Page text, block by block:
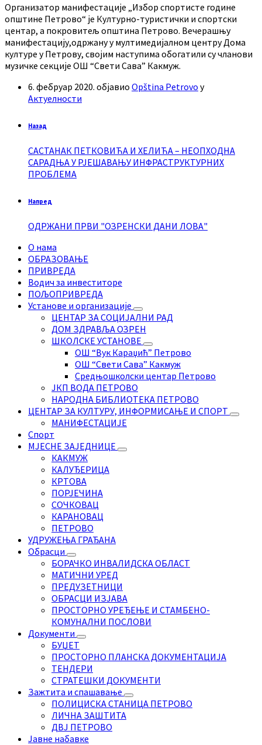
Организатор манифестације „Избор спортисте године
општине Петрово“ је Културно-туристички и спортски
центар, а покровитељ општина Петрово. Вечерашњу
манифестацију,одржану у мултимедијалном центру Дома
културе у Петрову, својим наступима обогатили су чланови
музичке секције ОШ “Свети Сава” Какмуж.
6. фебруар 2020. објавио Opština Petrovo у
Актуелности
Назад
САСТАНАК ПЕТКОВИЋА И ХЕЛИЋА – НЕОПХОДНА
САРАДЊА У РЈЕШАВАЊУ ИНФРАСТРУКТУРНИХ
ПРОБЛЕМА
Напред
ОДРЖАНИ ПРВИ "ОЗРЕНСКИ ДАНИ ЛОВА"
О нама
ОБРАЗОВАЊЕ
ПРИВРЕДА
Водич за инвеститоре
ПОЉОПРИВРЕДА
Установе и организације
ЦЕНТАР ЗА СОЦИЈАЛНИ РАД
ДОМ ЗДРАВЉА ОЗРЕН
ШКОЛСКЕ УСТАНОВЕ
ОШ “Вук Караџић” Петрово
ОШ “Свети Сава” Какмуж
Средњошколски центар Петрово
ЈКП ВОДА ПЕТРОВО
НАРОДНА БИБЛИОТЕКА ПЕТРОВО
ЦЕНТАР ЗА КУЛТУРУ, ИНФОРМИСАЊЕ И СПОРТ
МАНИФЕСТАЦИЈЕ
Спорт
МЈЕСНЕ ЗАЈЕДНИЦЕ
КАКМУЖ
КАЛУЂЕРИЦА
КРТОВА
ПОРЈЕЧИНА
СОЧКОВАЦ
КАРАНОВАЦ
ПЕТРОВО
УДРУЖЕЊА ГРАЂАНА
Обрасци
БОРАЧКО ИНВАЛИДСКА ОБЛАСТ
МАТИЧНИ УРЕД
ПРЕДУЗЕТНИЦИ
ОБРАСЦИ ИЗЈАВА
ПРОСТОРНО УРЕЂЕЊЕ И СТАМБЕНО-
КОМУНАЛНИ ПОСЛОВИ
Документи
БУЏЕТ
ПРОСТОРНО ПЛАНСКА ДОКУМЕНТАЦИЈА
ТЕНДЕРИ
СТРАТЕШКИ ДОКУМЕНТИ
Зажтита и спашавање
ПОЛИЦИСКА СТАНИЦА ПЕТРОВО
ЛИЧНА ЗАШТИТА
ДВЈ ПЕТРОВО
Јавне набавке